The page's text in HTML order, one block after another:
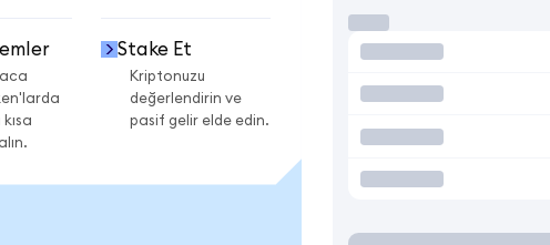
Stake Et
Kriptonuzu
değerlendirin ve
pasif gelir elde edin.